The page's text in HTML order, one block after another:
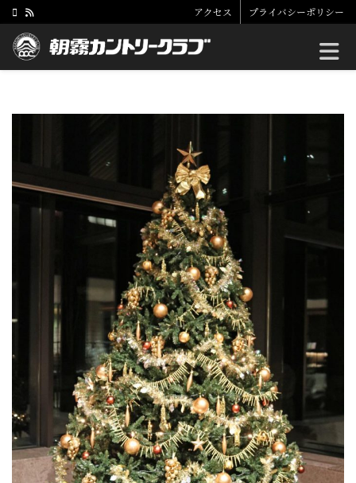
アクセス プライバシーポリシー